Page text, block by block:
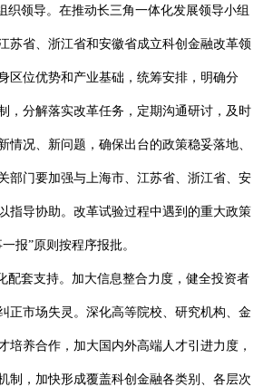
织领导。在推动长三角一体化发展领导小组
苏省、浙江省和安徽省成立科创金融改革领
区位优势和产业基础，统筹安排，明确分
，分解落实改革任务，定期沟通研讨，及时
情况、新问题，确保出台的政策稳妥落地、
部门要加强与上海市、江苏省、浙江省、安
指导协助。改革试验过程中遇到的重大政策
报”原则按程序报批。
配套支持。加大信息整合力度，健全投资者
正市场失灵。深化高等院校、研究机构、金
培养合作，加大国内外高端人才引进力度，
制，加快形成覆盖科创金融各类别、各层次